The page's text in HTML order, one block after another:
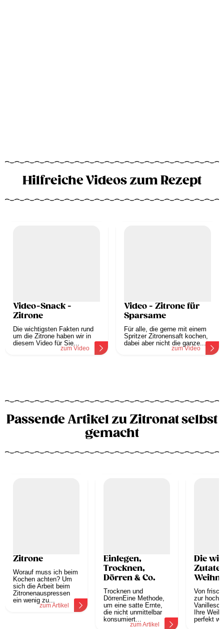
Hilfreiche Videos zum Rezept
Video-Snack -
Zitrone
Die wichtigsten Fakten rund
um die Zitrone haben wir in
diesem Video für Sie...
zum Video
Video - Zitrone für
Sparsame
Für alle, die gerne mit einem
Spritzer Zitronensaft kochen,
dabei aber nicht die ganze...
zum Video
Passende Artikel zu Zitronat selbst
gemacht
Zitrone
Worauf muss ich beim
Kochen achten? Um
sich die Arbeit beim
Zitronenauspressen
ein wenig zu...
zum Artikel
Einlegen,
Trocknen,
Dörren & Co.
Trocknen und
DörrenEine Methode,
um eine satte Ernte,
die nicht unmittelbar
konsumiert...
zum Artikel
Die
Von
zur
Ihre
perfekt